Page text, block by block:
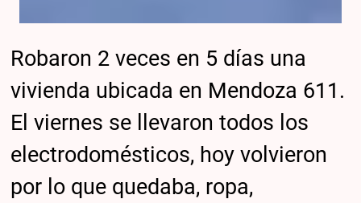
Robaron 2 veces en 5 días una
vivienda ubicada en Mendoza 611.
El viernes se llevaron todos los
electrodomésticos, hoy volvieron
por lo que quedaba, ropa,